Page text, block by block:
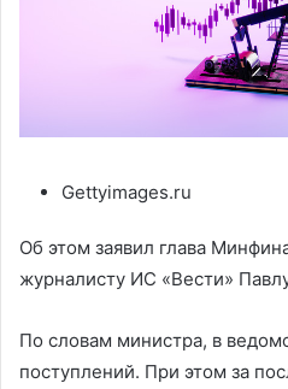
Gettyimages.ru
Об этом заявил глава
журналисту ИС «Вести»
По словам министра, в
поступлений. При этом за